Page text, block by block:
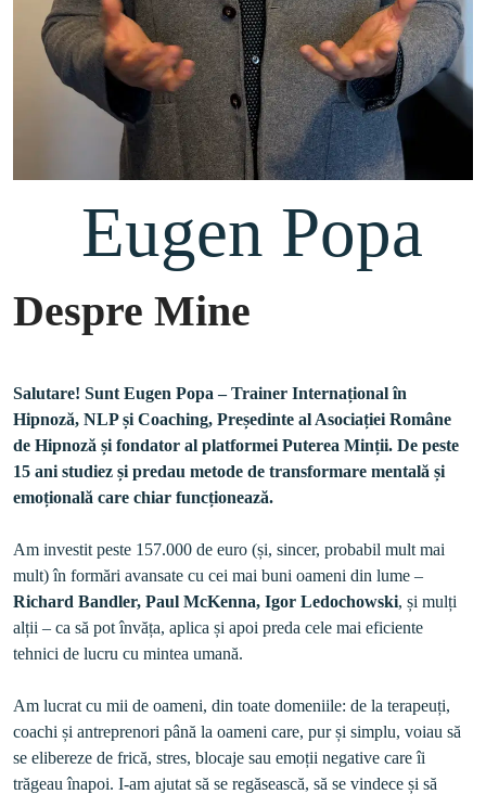
Eugen Popa
Despre Mine
Salutare! Sunt Eugen Popa – Trainer Internațional în
Hipnoză, NLP și Coaching, Președinte al Asociației Române
de Hipnoză și fondator al platformei Puterea Minții. De peste
15 ani studiez și predau metode de transformare mentală și
emoțională care chiar funcționează.
Am investit peste 157.000 de euro (și, sincer, probabil mult mai
mult) în formări avansate cu cei mai buni oameni din lume –
Richard Bandler, Paul McKenna, Igor Ledochowski, și mulți
alții – ca să pot învăța, aplica și apoi preda cele mai eficiente
Am lucrat cu mii de oameni, din toate domeniile: de la terapeuți,
coachi și antreprenori până la oameni care, pur și simplu, voiau să
se elibereze de frică, stres, blocaje sau emoții negative care îi
trăgeau înapoi. I-am ajutat să se regăsească, să se vindece și să